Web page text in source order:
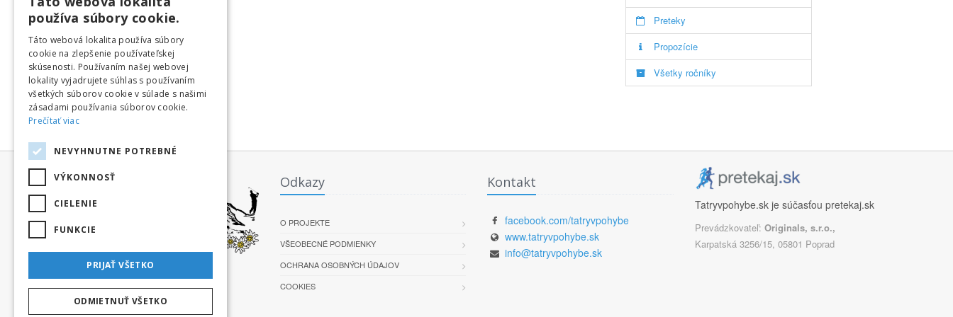
Preteky
Propozície
Všetky ročníky
Odkazy
O PROJEKTE
VŠEOBECNÉ PODMIENKY
OCHRANA OSOBNÝCH ÚDAJOV
COOKIES
Kontakt
facebook.com/tatryvpohybe
www.tatryvpohybe.sk
info@tatryvpohybe.sk
Tatryvpohybe.sk je súčasťou pretekaj.sk
Prevádzkovateľ: Originals, s.r.o.,
Karpatská 3256/15, 05801 Poprad
používa súbory cookie.
Táto webová lokalita používa súbory
cookie na zlepšenie používateľskej
skúsenosti. Používaním našej webovej
lokality vyjadrujete súhlas s používaním
všetkých súborov cookie v súlade s našimi
zásadami používania súborov cookie.
Prečítať viac
NEVYHNUTNE POTREBNÉ
VÝKONNOSŤ
CIELENIE
FUNKCIE
PRIJAŤ VŠETKO
ODMIETNUŤ VŠETKO